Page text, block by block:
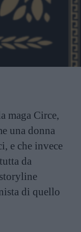
maga Circe,
una donna
e che invece
da
di quello